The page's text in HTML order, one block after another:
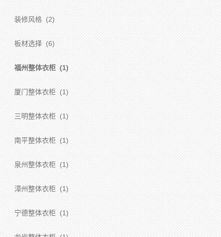
装修风格 (2)
板材选择 (6)
福州整体衣柜 (1)
厦门整体衣柜 (1)
三明整体衣柜 (1)
南平整体衣柜 (1)
泉州整体衣柜 (1)
漳州整体衣柜 (1)
宁德整体衣柜 (1)